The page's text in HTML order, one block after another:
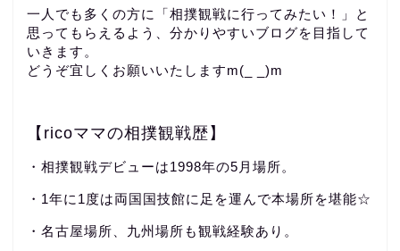
一人でも多くの方に「相撲観戦に行ってみたい！」と
思ってもらえるよう、分かりやすいブログを目指して
いきます。
どうぞ宜しくお願いいたしますm(_ _)m
【ricoママの相撲観戦歴】
・相撲観戦デビューは1998年の5月場所。
・1年に1度は両国国技館に足を運んで本場所を堪能☆
・名古屋場所、九州場所も観戦経験あり。